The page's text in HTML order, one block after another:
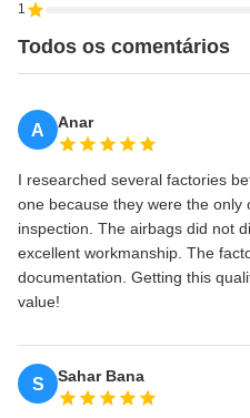
1
Todos os comentários
A Anar
I researched several factories
one because they were the only
inspection. The airbags did not
excellent workmanship. The
documentation. Getting this
value!
S Sahar Bana